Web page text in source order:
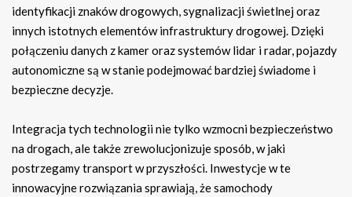
identyfikacji znaków drogowych, sygnalizacji świetlnej oraz
innych istotnych elementów infrastruktury drogowej. Dzięki
połączeniu danych z kamer oraz systemów lidar i radar, pojazdy
autonomiczne są w stanie podejmować bardziej świadome i
bezpieczne decyzje.
Integracja tych technologii nie tylko wzmocni bezpieczeństwo
na drogach, ale także zrewolucjonizuje sposób, w jaki
postrzegamy transport w przyszłości. Inwestycje w te
innowacyjne rozwiązania sprawiają, że samochody